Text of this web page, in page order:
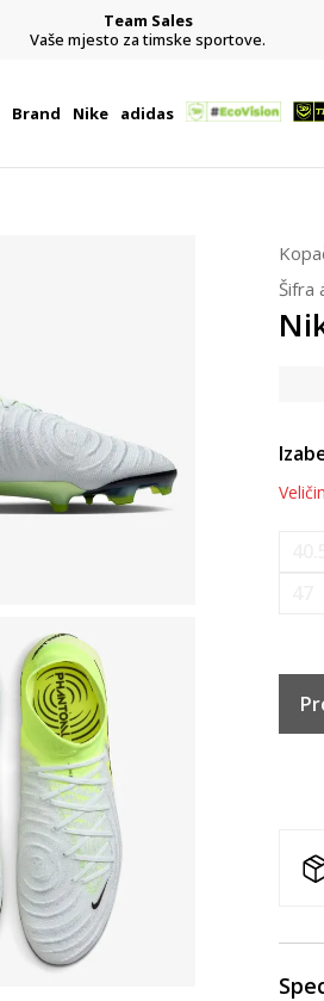
Team Sales
Vaše mjesto za timske sportove.
Brand Nike adidas
Šifra